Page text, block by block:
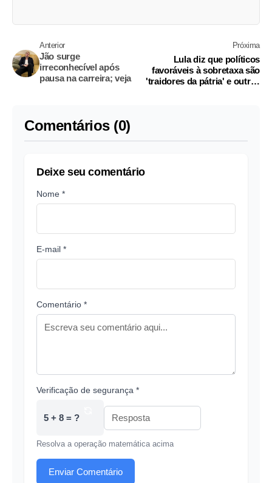
Anterior
Jão surge
irreconhecível após
pausa na carreira; veja
Próxima
Lula diz que políticos
favoráveis à sobretaxa são
'traidores da pátria' e outras
Comentários (0)
Deixe seu comentário
Nome *
E-mail *
Comentário *
Verificação de segurança *
5 + 8 = ?
Resolva a operação matemática acima
Enviar Comentário